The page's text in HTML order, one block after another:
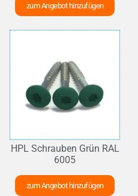
zum Angebot hinzufügen
HPL Schrauben Grün RAL
6005
zum Angebot hinzufügen